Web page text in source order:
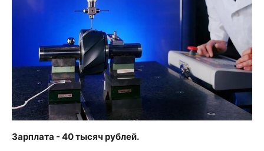
Зарплата - 40 тысяч рублей.